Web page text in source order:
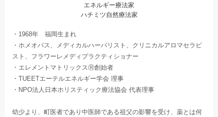
エネルギー療法家
ハチミツ自然療法家
・1968年 福岡生まれ
・ホメオパス、メディカルハーバリスト、クリニカルアロマセラピ
スト、フラワーレメディプラクティショナー
・エレメントマトリックスⓇ創始者
・TUEETエーテルエネルギー学会 理事
・NPO法人日本ホリスティック療法協会 代表理事
幼少より、町医者であり中医師である祖父の影響を受け、薬とは何